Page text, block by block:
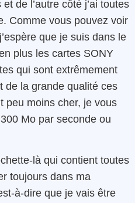
de l’autre côté j’ai toutes
Comme vous pouvez voir
que je suis dans le
plus les cartes SONY
qui sont extrêmement
de la grande qualité ces
peu moins cher, je vous
Mo par seconde ou
là qui contient toutes
toujours dans ma
à-dire que je vais être